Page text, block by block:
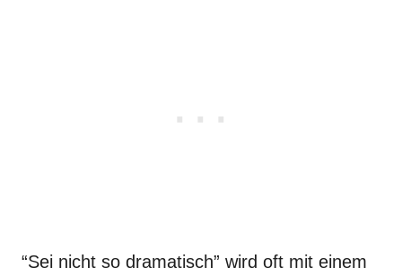
“Sei nicht so dramatisch” wird oft mit einem